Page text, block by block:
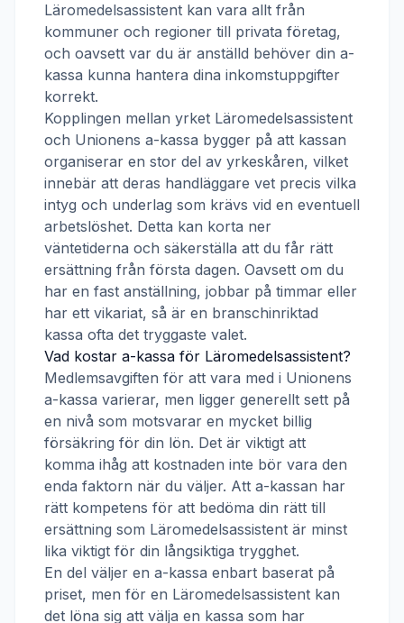
Läromedelsassistent kan vara allt från
kommuner och regioner till privata företag,
och oavsett var du är anställd behöver din a-
kassa kunna hantera dina inkomstuppgifter
korrekt.
Kopplingen mellan yrket Läromedelsassistent
och Unionens a-kassa bygger på att kassan
organiserar en stor del av yrkeskåren, vilket
innebär att deras handläggare vet precis vilka
intyg och underlag som krävs vid en eventuell
arbetslöshet. Detta kan korta ner
väntetiderna och säkerställa att du får rätt
ersättning från första dagen. Oavsett om du
har en fast anställning, jobbar på timmar eller
har ett vikariat, så är en branschinriktad
kassa ofta det tryggaste valet.
Vad kostar a-kassa för Läromedelsassistent?
Medlemsavgiften för att vara med i Unionens
a-kassa varierar, men ligger generellt sett på
en nivå som motsvarar en mycket billig
försäkring för din lön. Det är viktigt att
komma ihåg att kostnaden inte bör vara den
enda faktorn när du väljer. Att a-kassan har
rätt kompetens för att bedöma din rätt till
ersättning som Läromedelsassistent är minst
lika viktigt för din långsiktiga trygghet.
En del väljer en a-kassa enbart baserat på
priset, men för en Läromedelsassistent kan
det löna sig att välja en kassa som har